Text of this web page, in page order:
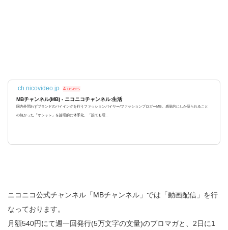
ch.nicovideo.jp 4 users
MBチャンネル(MB) - ニコニコチャンネル:生活
国内外問わずブランドのバイイングを行うファッションバイヤー/ファッションブロガーMB。感覚的にしか語られること
の無かった「オシャレ」を論理的に体系化、「誰でも理...
ニコニコ公式チャンネル「MBチャンネル」では「動画配信」を行
なっております。
月額540円にて週一回発行(5万文字の文量)のブロマガと、2日に1